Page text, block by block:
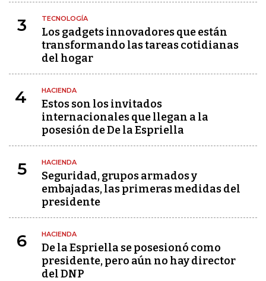
3 TECNOLOGÍA
Los gadgets innovadores que están
transformando las tareas cotidianas
del hogar
4 HACIENDA
Estos son los invitados
internacionales que llegan a la
posesión de De la Espriella
5 HACIENDA
Seguridad, grupos armados y
embajadas, las primeras medidas del
presidente
6 HACIENDA
De la Espriella se posesionó como
presidente, pero aún no hay director
del DNP